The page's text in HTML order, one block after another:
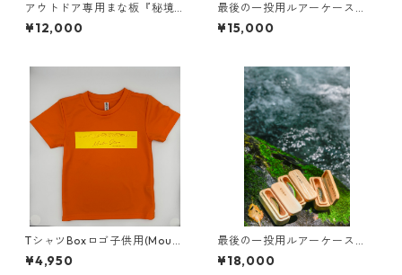
アウトドア専用まな板『秘境
で使うCutting board』【プ
レミアム】
¥12,000
最後の一投用ルアーケース
『釣り人のお守り』
【ハイクラス】
¥15,000
TシャツBoxロゴ子供用(Mount
ain_Stream_Kiryu)
¥4,950
最後の一投用ルアーケース
『釣り人のお守り』
【プレミアム】
¥18,000